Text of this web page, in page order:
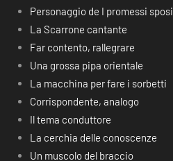
Personaggio de I promessi sposi
La Scarrone cantante
Far contento, rallegrare
Una grossa pipa orientale
La macchina per fare i sorbetti
Corrispondente, analogo
Il tema conduttore
La cerchia delle conoscenze
Un muscolo del braccio